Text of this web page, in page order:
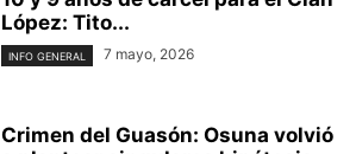
López: Tito...
INFO GENERAL 7 mayo, 2026
Crimen del Guasón: Osuna volvió